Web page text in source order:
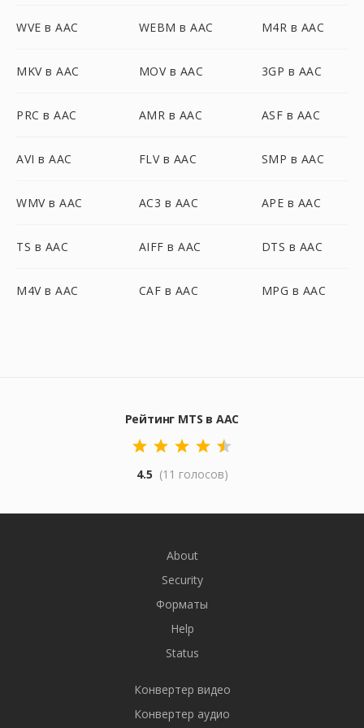
WVE в AAC WEBM в AAC M4R в AAC
MKV в AAC MOV в AAC 3GP в AAC
PRC в AAC AMR в AAC ASF в AAC
AVI в AAC FLV в AAC SMP в AAC
WMV в AAC AC3 в AAC APE в AAC
TS в AAC AIFF в AAC DTS в AAC
M4V в AAC CAF в AAC MPG в AAC
Рейтинг MTS в AAC
4.5 (11 голосов)
About
Security
Форматы
Help
Status
Конвертер видео
Конвертер аудио